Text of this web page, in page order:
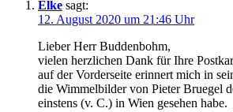
Elke sagt:
12. August 2020 um 21:46 Uhr
Lieber Herr Buddenbohm,
vielen herzlichen Dank für Ihre
auf der Vorderseite erinnert mich in
die Wimmelbilder von Pieter Bruegel
einstens (v. C.) in Wien gesehen habe.